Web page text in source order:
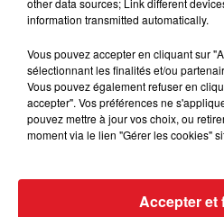
15 juillet 2026
BÉTHUNE: ENQUÊTE
VOLONTAIRE EN
Selon les premiers
à des prostituées
information transmitted automatically.
Vous pouvez accepter en cliquant sur
sélectionnant les finalités et/ou
Vous pouvez également refuser en
accepter". Vos préférences ne
pouvez mettre à jour vos choix, ou
moment via le lien "Gérer les cookies"
Accepter et